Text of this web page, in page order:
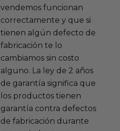
vendemos funcionan
correctamente y que si
tienen algún defecto de
fabricación te lo
cambiamos sin costo
alguno. La ley de 2 años
de garantía significa que
los productos tienen
garantía contra defectos
de fabricación durante